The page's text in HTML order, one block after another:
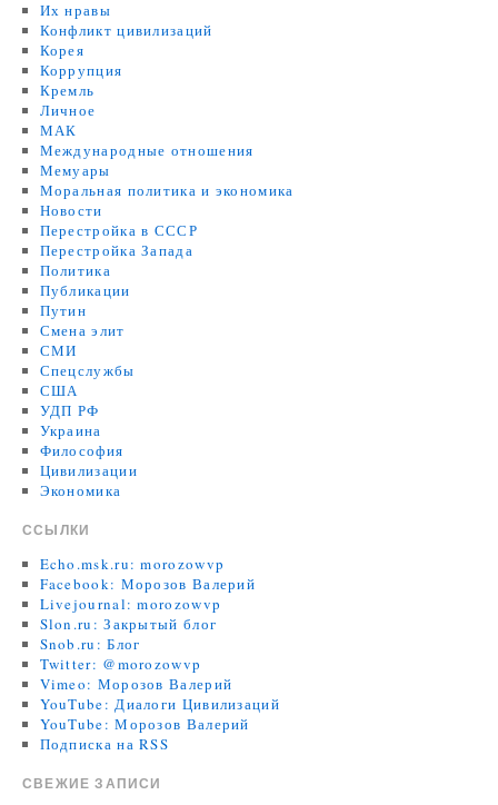
Их нравы
Конфликт цивилизаций
Корея
Коррупция
Кремль
Личное
МАК
Международные отношения
Мемуары
Моральная политика и экономика
Новости
Перестройка в СССР
Перестройка Запада
Политика
Публикации
Путин
Смена элит
СМИ
Спецслужбы
США
УДП РФ
Украина
Философия
Цивилизации
Экономика
ССЫЛКИ
Echo.msk.ru: morozowvp
Facebook: Морозов Валерий
Livejournal: morozowvp
Slon.ru: Закрытый блог
Snob.ru: Блог
Twitter: @morozowvp
Vimeo: Морозов Валерий
YouTube: Диалоги Цивилизаций
YouTube: Морозов Валерий
Подписка на RSS
СВЕЖИЕ ЗАПИСИ